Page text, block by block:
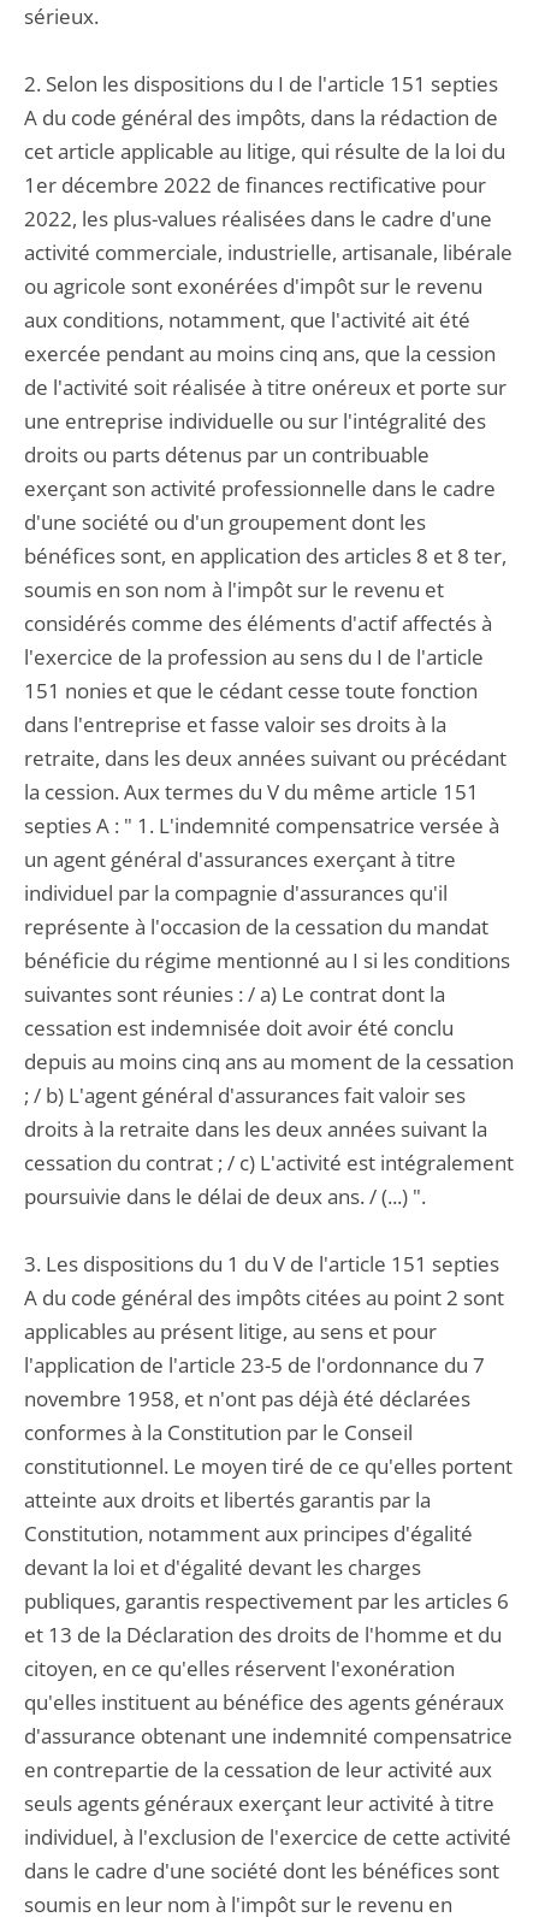
sérieux.
2. Selon les dispositions du I de l'article 151 septies
A du code général des impôts, dans la rédaction de
cet article applicable au litige, qui résulte de la loi du
1er décembre 2022 de finances rectificative pour
2022, les plus-values réalisées dans le cadre d'une
activité commerciale, industrielle, artisanale, libérale
ou agricole sont exonérées d'impôt sur le revenu
aux conditions, notamment, que l'activité ait été
exercée pendant au moins cinq ans, que la cession
de l'activité soit réalisée à titre onéreux et porte sur
une entreprise individuelle ou sur l'intégralité des
droits ou parts détenus par un contribuable
exerçant son activité professionnelle dans le cadre
d'une société ou d'un groupement dont les
bénéfices sont, en application des articles 8 et 8 ter,
soumis en son nom à l'impôt sur le revenu et
considérés comme des éléments d'actif affectés à
l'exercice de la profession au sens du I de l'article
151 nonies et que le cédant cesse toute fonction
dans l'entreprise et fasse valoir ses droits à la
retraite, dans les deux années suivant ou précédant
la cession. Aux termes du V du même article 151
septies A : " 1. L'indemnité compensatrice versée à
un agent général d'assurances exerçant à titre
individuel par la compagnie d'assurances qu'il
représente à l'occasion de la cessation du mandat
bénéficie du régime mentionné au I si les conditions
suivantes sont réunies : / a) Le contrat dont la
cessation est indemnisée doit avoir été conclu
depuis au moins cinq ans au moment de la cessation
; / b) L'agent général d'assurances fait valoir ses
droits à la retraite dans les deux années suivant la
cessation du contrat ; / c) L'activité est intégralement
poursuivie dans le délai de deux ans. / (...) ".
3. Les dispositions du 1 du V de l'article 151 septies
A du code général des impôts citées au point 2 sont
applicables au présent litige, au sens et pour
l'application de l'article 23-5 de l'ordonnance du 7
novembre 1958, et n'ont pas déjà été déclarées
conformes à la Constitution par le Conseil
constitutionnel. Le moyen tiré de ce qu'elles portent
atteinte aux droits et libertés garantis par la
Constitution, notamment aux principes d'égalité
devant la loi et d'égalité devant les charges
publiques, garantis respectivement par les articles 6
et 13 de la Déclaration des droits de l'homme et du
citoyen, en ce qu'elles réservent l'exonération
qu'elles instituent au bénéfice des agents généraux
d'assurance obtenant une indemnité compensatrice
en contrepartie de la cessation de leur activité aux
seuls agents généraux exerçant leur activité à titre
individuel, à l'exclusion de l'exercice de cette activité
dans le cadre d'une société dont les bénéfices sont
soumis en leur nom à l'impôt sur le revenu en